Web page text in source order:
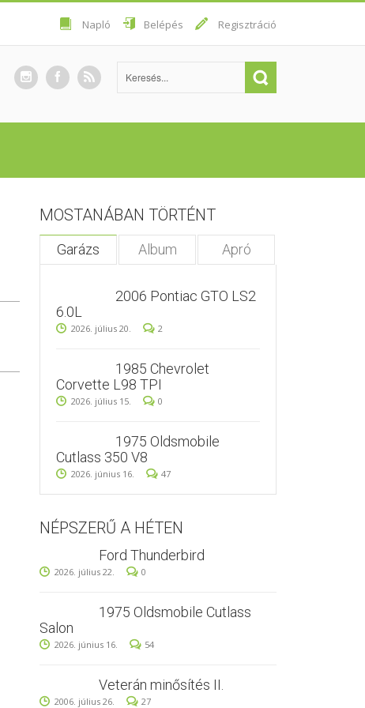
Napló Belépés Regisztráció
MOSTANÁBAN TÖRTÉNT
Garázs Album Apró
2006 Pontiac GTO LS2
6.0L
2026. július 20. 2
1985 Chevrolet
Corvette L98 TPI
2026. július 15. 0
1975 Oldsmobile
Cutlass 350 V8
2026. június 16. 47
NÉPSZERŰ A HÉTEN
Ford Thunderbird
2026. július 22. 0
1975 Oldsmobile Cutlass
Salon
2026. június 16. 54
Veterán minősítés II.
2006. július 26. 27